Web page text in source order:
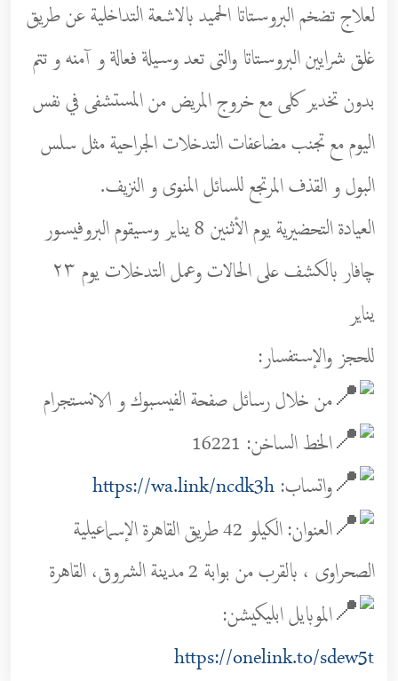
لعلاج تضخم البروستاتا الحميد بالاشعة التداخلية عن طريق
غلق شرايين البروستاتا والتى تعد وسيلة فعالة و آمنه و تتم
بدون تخدير كلى مع خروج المريض من المستشفى في نفس
اليوم مع تجنب مضاعفات التدخلات الجراحية مثل سلس
البول و القذف المرتجع للسائل المنوى و النزيف.
العيادة التحضيرية يوم الأثنين 8 يناير وسيقوم البروفيسور
چافار بالكشف على الحالات وعمل التدخلات يوم ٢٣
يناير
للحجز والإستفسار:
من خلال رسائل صفحة الفيسبوك و الانستجرام
الخط الساخن: 16221
واتساب: https://wa.link/ncdk3h
العنوان: الكيلو 42 طريق القاهرة الإسماعيلية
الصحراوى ، بالقرب من بوابة 2 مدينة الشروق، القاهرة
الموبايل ابليكيشن:
https://onelink.to/sdew5t